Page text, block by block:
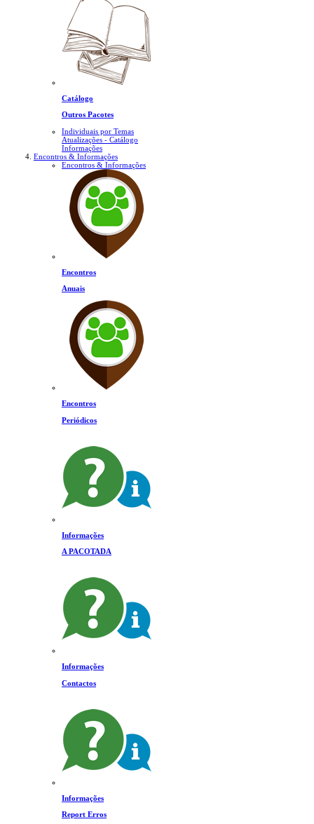
Catálogo
Outros Pacotes
Individuais por Temas
Atualizações - Catálogo
Informações
Encontros & Informações
Encontros & Informações
Encontros
Anuais
Encontros
Periódicos
Informações
A PACOTADA
Informações
Contactos
Informações
Report Erros